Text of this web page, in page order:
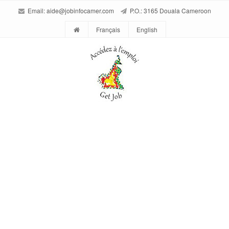
Email:aide@jobinfocamer.com P.O.: 3165 Douala Cameroon
Français English